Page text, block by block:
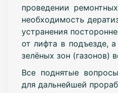
проведении
необходимость
устранения
от лифта в подъезде,
зелёных зон (газонов)
Все поднятые
для дальнейшей